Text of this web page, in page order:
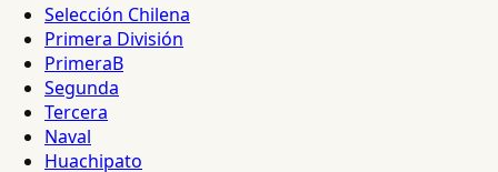
Selección Chilena
Primera División
PrimeraB
Segunda
Tercera
Naval
Huachipato